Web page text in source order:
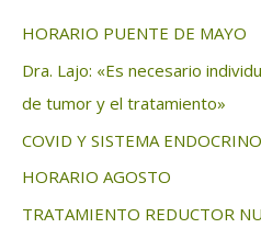
r
:
HORARIO PUENTE DE MAYO
Dra. Lajo: «Es necesario
de tumor y el tratamiento»
COVID Y SISTEMA ENDOCRINO
HORARIO AGOSTO
TRATAMIENTO REDUCTOR